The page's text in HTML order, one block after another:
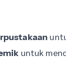
untuk